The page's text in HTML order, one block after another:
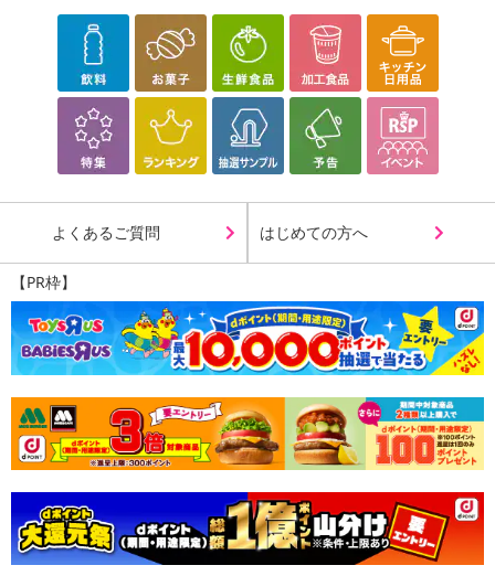
よくあるご質問 はじめての方へ
【PR枠】